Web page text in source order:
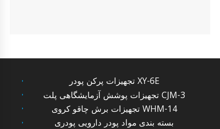
تجهیزات پرکن پودر XY-6E
تجهیزات پوشش آزمایشگاهی پلت CJM-3
تجهیزات برش چاقو کروی WHM-14
بسته بندی مواد پودر دارویی پودری